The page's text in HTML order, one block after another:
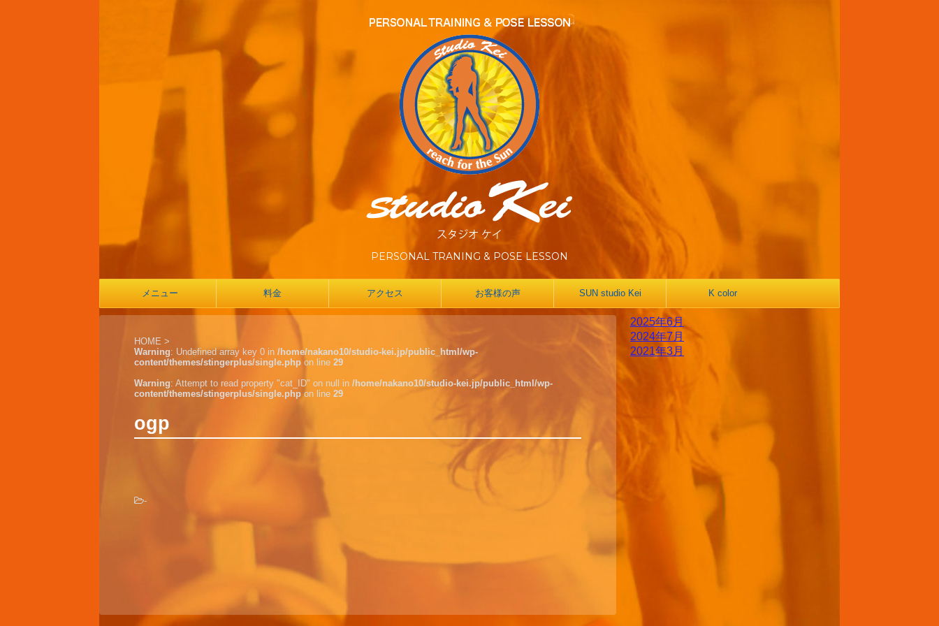
PERSONAL TRANING & POSE LESSON
メニュー 料金 アクセス お客様の声 SUN studio Kei K color
HOME >
Warning: Undefined array key 0 in /home/nakano10/studio-kei.jp/public_html/wp-
content/themes/stingerplus/single.php on line 29
Warning: Attempt to read property "cat_ID" on null in /home/nakano10/studio-kei.jp/public_html/wp-
content/themes/stingerplus/single.php on line 29
ogp
-
2025年6月
2024年7月
2021年3月